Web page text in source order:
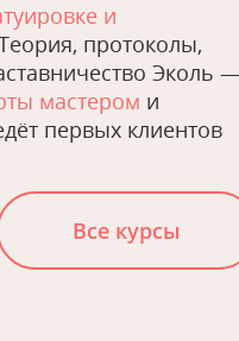
и
протоколы,
Эколь
мастером и
первых клиентов
Все курсы